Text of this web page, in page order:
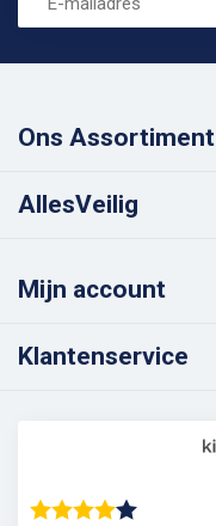
Ons Assortiment
AllesVeilig
Mijn account
Klantenservice